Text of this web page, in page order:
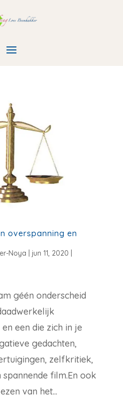
overspanning en
Noya jun 11, 2020
géén onderscheid
een die zich in je
gedachten,
zelfkritiek,
film.En ook
van het...